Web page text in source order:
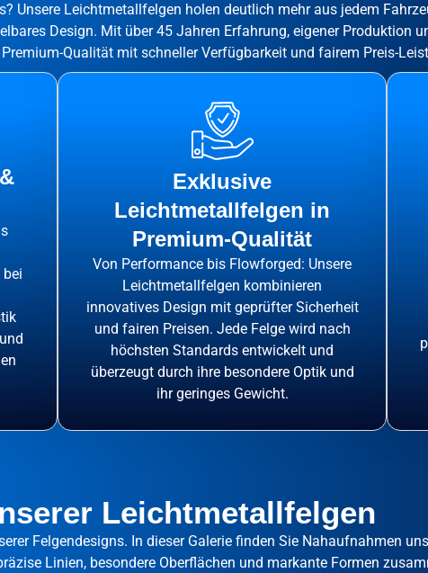
Unsere Leichtmetallfelgen holen deutlich mehr aus jedem
Design. Mit über 45 Jahren Erfahrung, eigener Produktion
Qualität mit schneller Verfügbarkeit und fairem Preis-
Exklusive
Leichtmetallfelgen in
Premium-Qualität
Von Performance bis Flowforged: Unsere
Leichtmetallfelgen kombinieren
innovatives Design mit geprüfter Sicherheit
und fairen Preisen. Jede Felge wird nach
höchsten Standards entwickelt und
überzeugt durch ihre besondere Optik und
ihr geringes Gewicht.
Leichtmetallfelgen
Felgendesigns. In dieser Galerie finden Sie Nahaufnahmen
Linien, besondere Oberflächen und markante Formen